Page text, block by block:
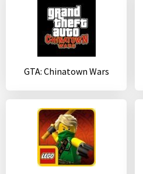
GTA: Chinatown Wars